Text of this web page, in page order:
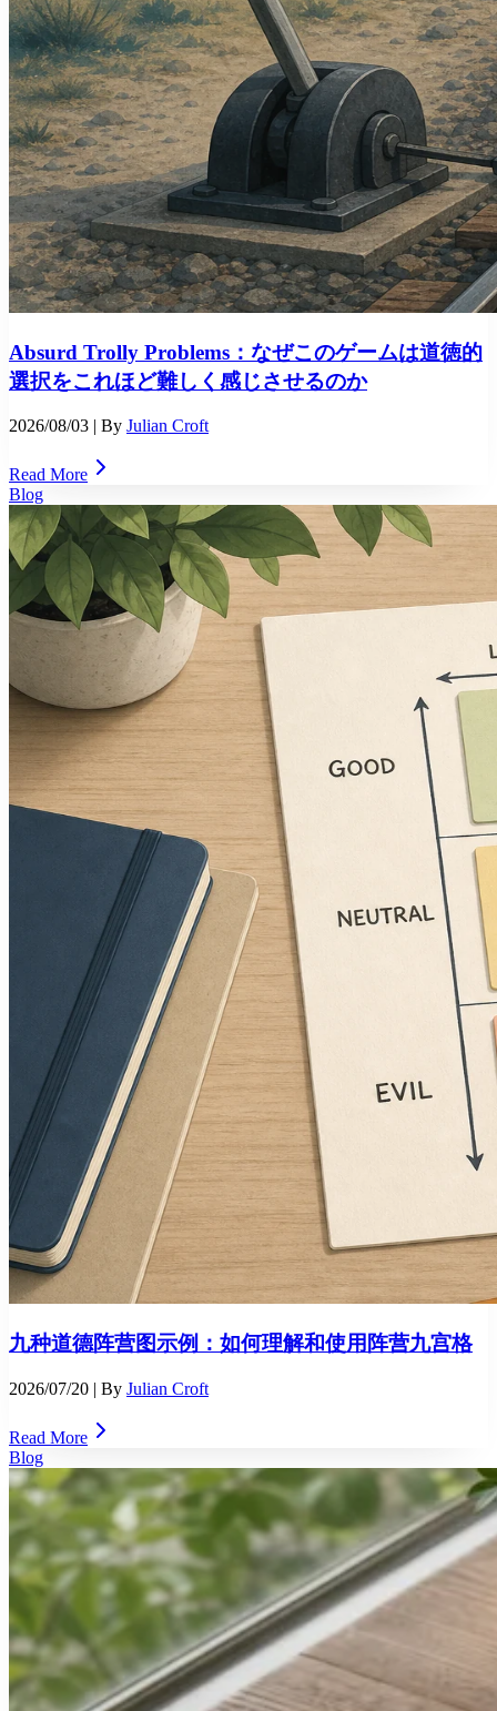
Absurd Trolly Problems：なぜこのゲームは道徳的
選択をこれほど難しく感じさせるのか
2026/08/03 | By Julian Croft
Read More
Blog
九种道德阵营图示例：如何理解和使用阵营九宫格
2026/07/20 | By Julian Croft
Read More
Blog